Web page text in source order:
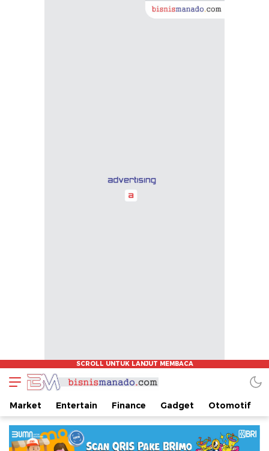
www.bisnismanado.com
Berita Bisnis Sulawesi Utara
Market Entertain Finance Gadget Otomotif